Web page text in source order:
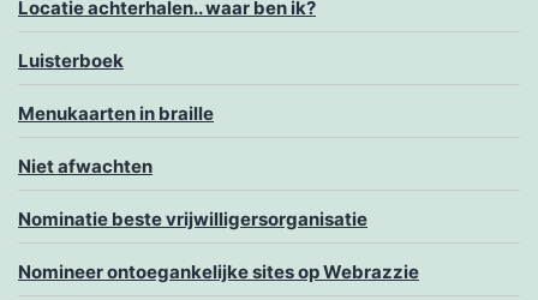
Locatie achterhalen.. waar ben ik?
Luisterboek
Menukaarten in braille
Niet afwachten
Nominatie beste vrijwilligersorganisatie
Nomineer ontoegankelijke sites op Webrazzie